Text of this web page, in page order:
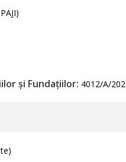
și Fundațiilor: 4012/A/